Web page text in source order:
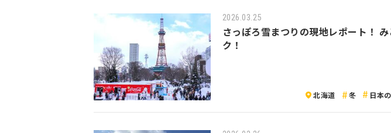
2026.03.25
さっぽろ雪まつりの現地レポート！
ク！
北海道
冬 日本